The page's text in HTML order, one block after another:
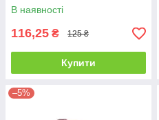
В наявності
116,25 ₴ 125 ₴
Купити
–5%